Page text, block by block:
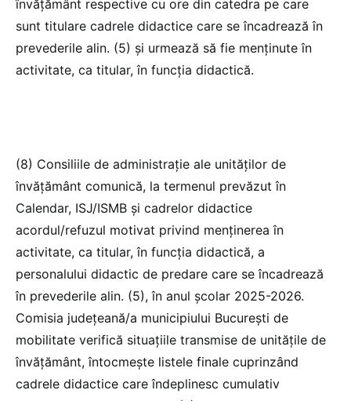
învăţământ respective cu ore din catedra pe care
sunt titulare cadrele didactice care se încadrează în
prevederile alin. (5) şi urmează să fie menținute în
activitate, ca titular, în funcţia didactică.
(8) Consiliile de administraţie ale unităţilor de
învăţământ comunică, la termenul prevăzut în
Calendar, ISJ/ISMB şi cadrelor didactice
acordul/refuzul motivat privind menţinerea în
activitate, ca titular, în funcţia didactică, a
personalului didactic de predare care se încadrează
în prevederile alin. (5), în anul şcolar 2025-2026.
Comisia judeţeană/a municipiului Bucureşti de
mobilitate verifică situaţiile transmise de unităţile de
învăţământ, întocmeşte listele finale cuprinzând
cadrele didactice care îndeplinesc cumulativ